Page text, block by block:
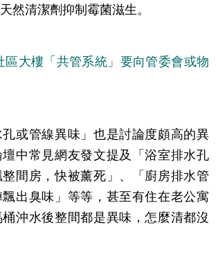
然清潔劑抑制霉菌滋生。
區大樓「共管系統」要向管委會或物
或管線異味」也是討論度頗高的異
中常見網友發文提及「浴室排水孔
間房，快被薰死」、「廚房排水管
出臭味」等等，甚至有住在老公寓
沖水後整間都是異味，怎麼清都沒